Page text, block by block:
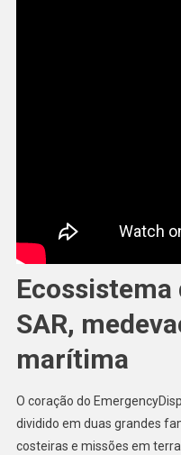
Ecossistema
SAR,
marítima
O coração do
dividido em duas grandes
costeiras e missões em